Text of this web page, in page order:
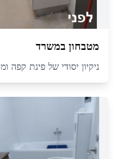
מטבחון במשרד
ניקיון יסודי של פינת קפה